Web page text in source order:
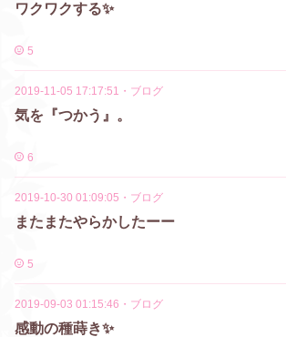
ワクワクする✨
5
2019-11-05 17:17:51 ・ ブログ
気を『つかう』。
6
2019-10-30 01:09:05 ・ ブログ
またまたやらかしたーー
5
2019-09-03 01:15:46 ・ ブログ
感動の種蒔き✨